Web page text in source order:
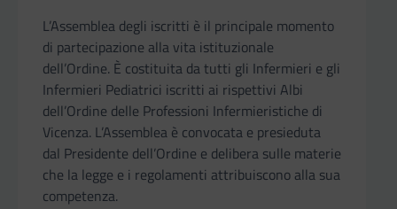
L’Assemblea degli iscritti è il principale momento
di partecipazione alla vita istituzionale
dell’Ordine. È costituita da tutti gli Infermieri e gli
Infermieri Pediatrici iscritti ai rispettivi Albi
dell’Ordine delle Professioni Infermieristiche di
Vicenza. L’Assemblea è convocata e presieduta
dal Presidente dell’Ordine e delibera sulle materie
che la legge e i regolamenti attribuiscono alla sua
competenza.